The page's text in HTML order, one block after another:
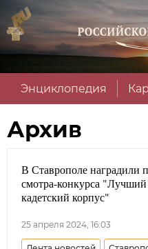
Энциклопедия
Архив
В Ставрополе наградили
смотра-конкурса "Лучший
кадетский корпус"
25 апреля 2024, 16:03